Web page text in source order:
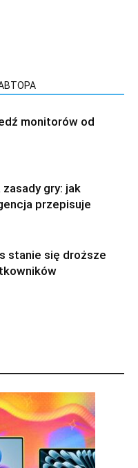
monitorów od
gry: jak
przepisuje
stanie się droższe